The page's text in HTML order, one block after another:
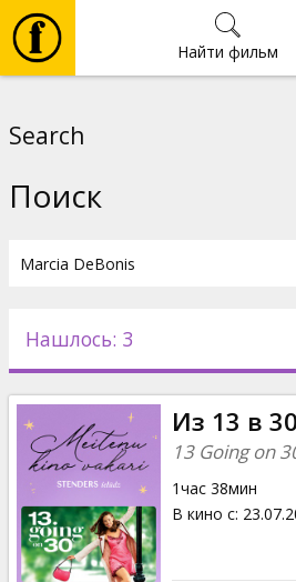
Найти фильм
Новости
Подарки
Кинозакуски
B2B
Search
Поиск
Нашлось: 3
Из 13 в
13 Going on
1час 38мин
В кино с: